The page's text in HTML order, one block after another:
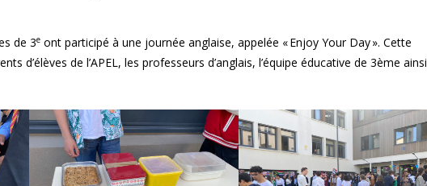
de 3e ont participé à une journée anglaise, appelée « Enjoy Your Day ». Cette
d’élèves de l’APEL, les professeurs d’anglais, l’équipe éducative de 3ème ainsi